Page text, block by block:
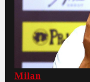
Milan